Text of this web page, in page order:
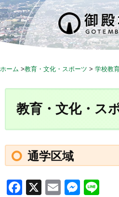
S
k
i
p
ホーム >教育・文化・スポーツ > 学校教
教育・文化・ス
通学区域
F
X
E
M